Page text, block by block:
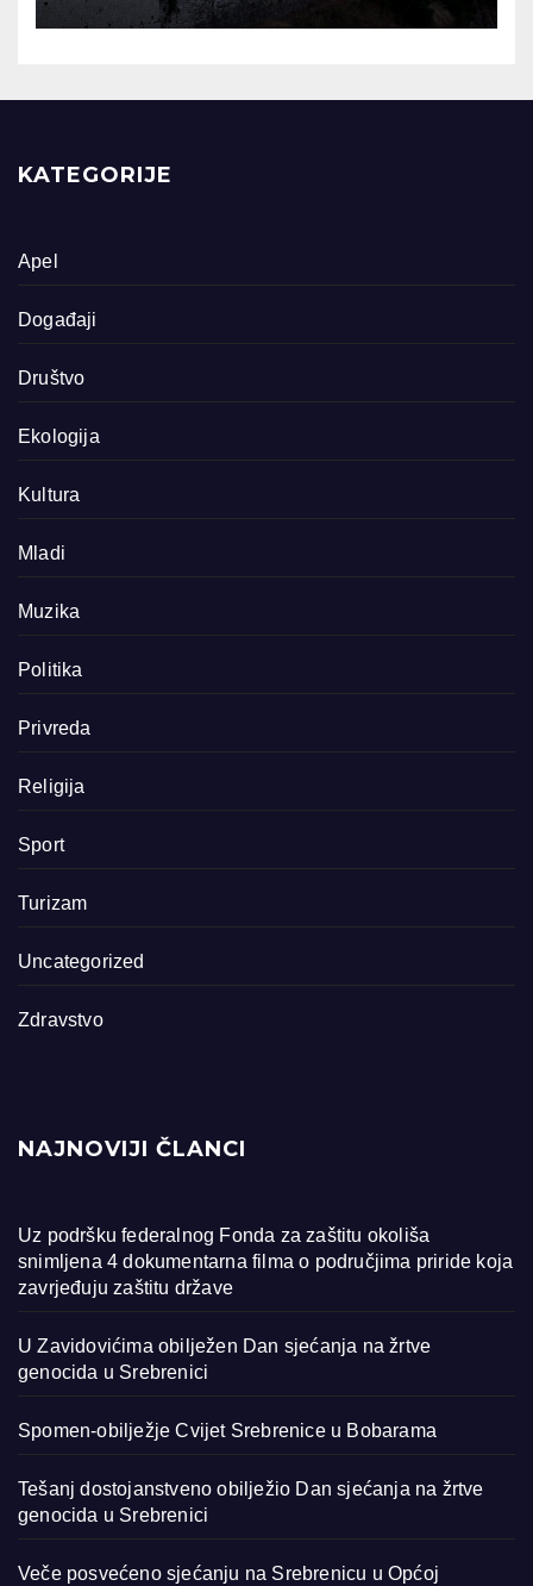
KATEGORIJE
Apel
Događaji
Društvo
Ekologija
Kultura
Mladi
Muzika
Politika
Privreda
Religija
Sport
Turizam
Uncategorized
Zdravstvo
NAJNOVIJI ČLANCI
Uz podršku federalnog Fonda za zaštitu okoliša
snimljena 4 dokumentarna filma o područjima priride koja
zavrjeđuju zaštitu države
U Zavidovićima obilježen Dan sjećanja na žrtve
genocida u Srebrenici
Spomen-obilježje Cvijet Srebrenice u Bobarama
Tešanj dostojanstveno obilježio Dan sjećanja na žrtve
genocida u Srebrenici
Veče posvećeno sjećanju na Srebrenicu u Općoj